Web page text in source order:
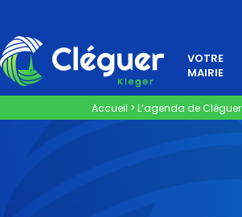
VOTRE
MAIRIE
Accueil > L’agenda de Cléguer